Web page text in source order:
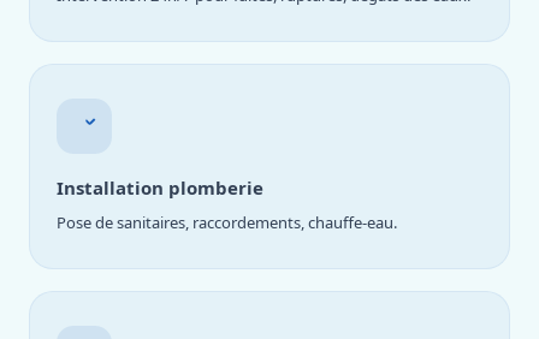
Installation plomberie
Pose de sanitaires, raccordements, chauffe-eau.